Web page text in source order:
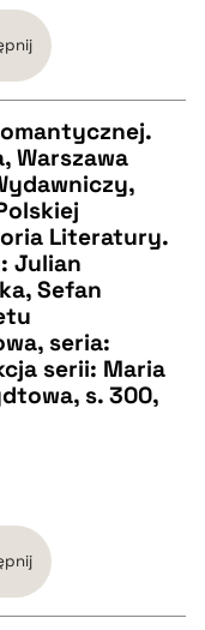
Warszawa
Literatury.
Julian
Sefan
seria:
serii: Maria
s. 300,